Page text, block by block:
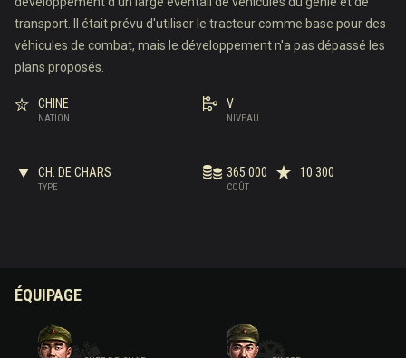
transport. Il était prévu d'utiliser le tracteur comme base pour des
véhicules de combat, mais le développement n'a pas dépassé les
plans proposés.
NATION
CHINE
NIVEAU
V
TYPE
CH. DE CHARS
COÛT
365 000 10 300
ÉQUIPAGE